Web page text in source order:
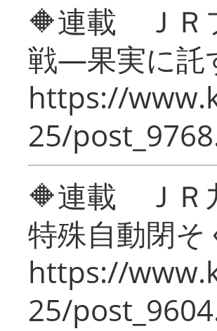
🔶連載 ＪＲ
戦―果実に託
https://
25/
🔶連載 ＪＲ
特殊自動閉そ
https://
25/